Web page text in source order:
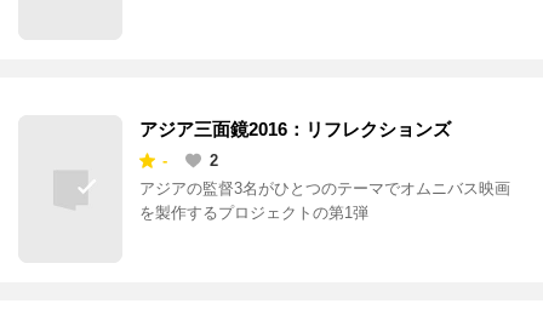
アジア三面鏡2016：リフレクションズ
-
2
アジアの監督3名がひとつのテーマでオムニバス映画
を製作するプロジェクトの第1弾